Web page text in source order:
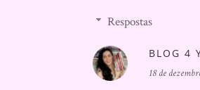
Respostas
BLOG 4
18 de